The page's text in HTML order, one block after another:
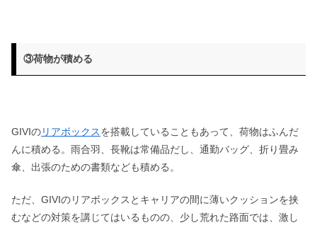
③荷物が積める
GIVIのリアボックスを搭載していることもあって、荷物はふんだ
んに積める。雨合羽、長靴は常備品だし、通勤バッグ、折り畳み
傘、出張のための書類なども積める。
ただ、GIVIのリアボックスとキャリアの間に薄いクッションを挟
むなどの対策を講じてはいるものの、少し荒れた路面では、激し